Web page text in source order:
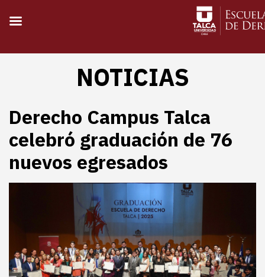
NOTICIAS
Derecho Campus Talca
celebró graduación de 76
nuevos egresados